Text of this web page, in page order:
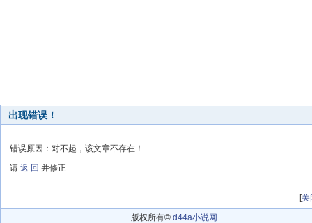
出现错误！
错误原因：对不起，该文章不存在！
请 返 回 并修正
[关
版权所有© d44a小说网